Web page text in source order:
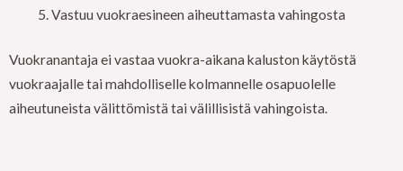
Vastuu vuokraesineen aiheuttamasta vahingosta
Vuokranantaja ei vastaa vuokra-aikana kaluston käytöstä
vuokraajalle tai mahdolliselle kolmannelle osapuolelle
aiheutuneista välittömistä tai välillisistä vahingoista.